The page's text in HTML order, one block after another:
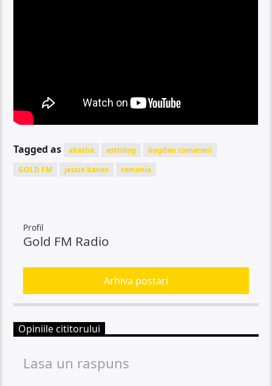
Tagged as akasha astrolog
bogdan comaroni
GOLD FM
jessie banes romania
Profil
Gold FM Radio
Arhiva postari
Opiniile cititorului
Lasa un raspuns